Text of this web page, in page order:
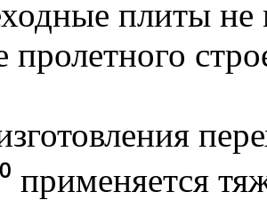
плиты не
пролетного
применяется